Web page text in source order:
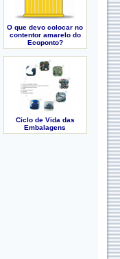
O que devo colocar no
contentor amarelo do
Ecoponto?
Ciclo de Vida das
Embalagens